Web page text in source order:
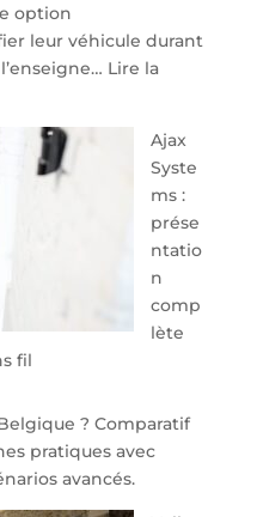
option
leur véhicule durant
Lire la
Ajax
Syste
ms :
prése
ntatio
n
comp
lète
fil
? Comparatif
pratiques avec
avancés.